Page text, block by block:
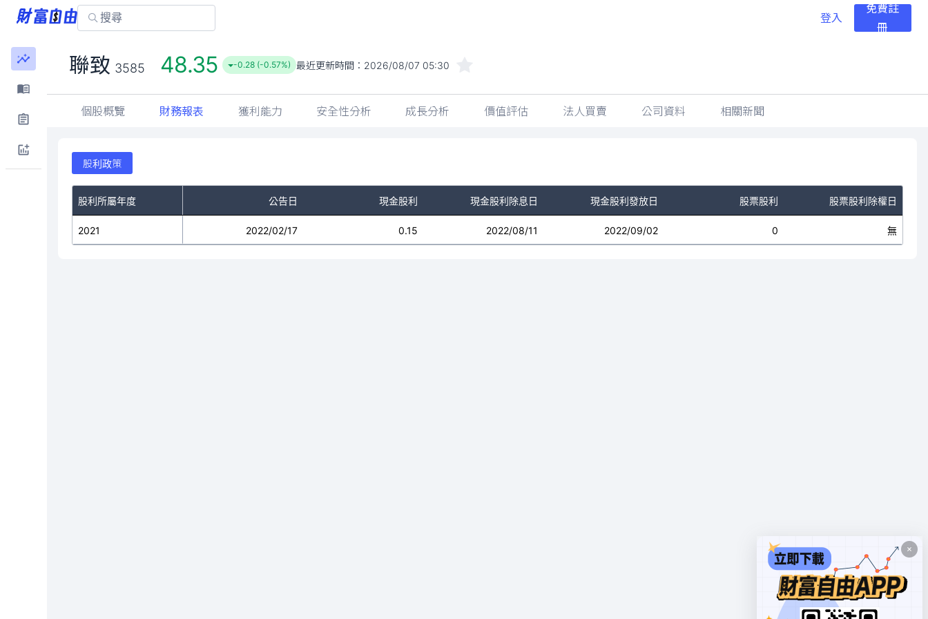
登入
免費註
冊
聯致 3585 48.35 -0.28 (-0.57%) 最近更新時間： 2026/08/07 05:30
個股概覽 財務報表 獲利能力 安全性分析 成長分析 價值評估 法人買賣 公司資料 相關新聞
股利政策
股利所屬年度 公告日 現金股利 現金股利除息日 現金股利發放日 股票股利 股票股利除權日
2021 2022/02/17 0.15 2022/08/11 2022/09/02 0 無